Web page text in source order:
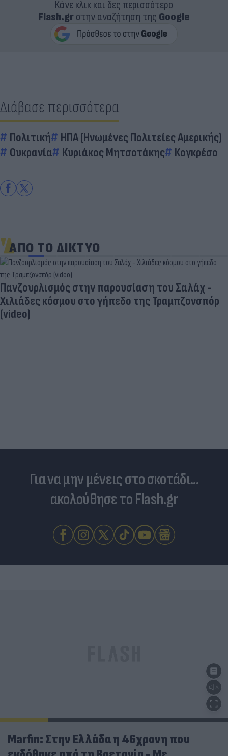
Κάνε κλικ και δες περισσότερο
Flash.grστην αναζήτηση της Google
Διάβασε περισσότερα
Πολιτική
ΗΠΑ (Ηνωμένες Πολιτείες Αμερικής)
Ουκρανία
Κυριάκος Μητσοτάκης Κογκρέσο
ΑΠΟ ΤΟ ΔΙΚΤΥΟ
Για να μην μένεις στο σκοτάδι...
ακολούθησε το Flash.gr
Marfin: Στην Ελλάδα η 46χρονη που